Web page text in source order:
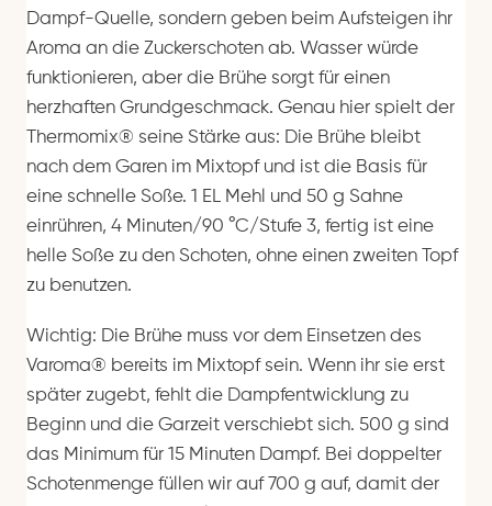
Dampf-Quelle, sondern geben beim Aufsteigen ihr
Aroma an die Zuckerschoten ab. Wasser würde
funktionieren, aber die Brühe sorgt für einen
herzhaften Grundgeschmack. Genau hier spielt der
Thermomix® seine Stärke aus: Die Brühe bleibt
nach dem Garen im Mixtopf und ist die Basis für
eine schnelle Soße. 1 EL Mehl und 50 g Sahne
einrühren, 4 Minuten/90 °C/Stufe 3, fertig ist eine
helle Soße zu den Schoten, ohne einen zweiten Topf
zu benutzen.
Wichtig: Die Brühe muss vor dem Einsetzen des
Varoma® bereits im Mixtopf sein. Wenn ihr sie erst
später zugebt, fehlt die Dampfentwicklung zu
Beginn und die Garzeit verschiebt sich. 500 g sind
das Minimum für 15 Minuten Dampf. Bei doppelter
Schotenmenge füllen wir auf 700 g auf, damit der